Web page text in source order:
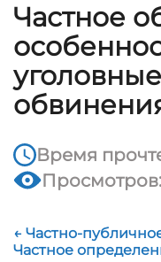
Частное
Время
← Частно-
Частное